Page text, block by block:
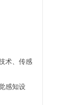
术、传感
感知设